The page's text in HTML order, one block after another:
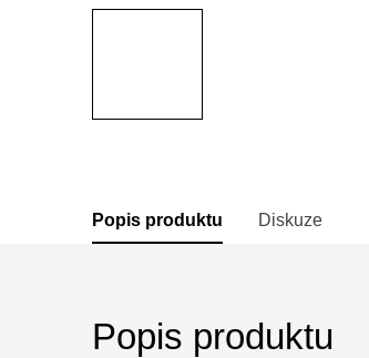
Popis produktu Diskuze
Popis produktu